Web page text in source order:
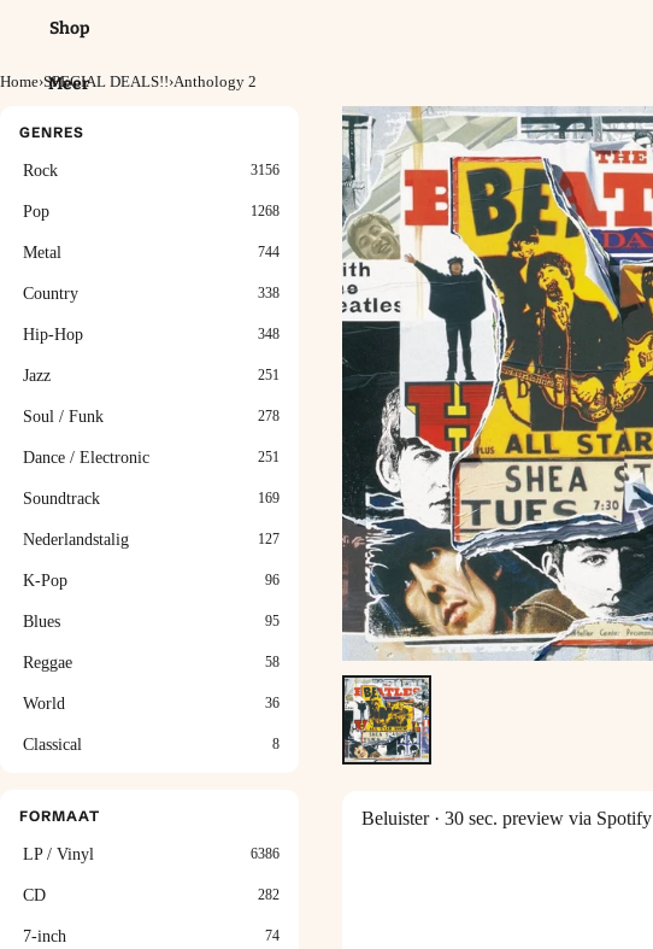
Shop
Meer
Home›SPECIAL DEALS!!›Anthology 2
GENRES
Rock 3156
Pop 1268
Metal 744
Country 338
Hip-Hop 348
Jazz 251
Soul / Funk 278
Dance / Electronic 251
Soundtrack 169
Nederlandstalig 127
K-Pop 96
Blues 95
Reggae 58
World 36
Classical 8
FORMAAT
LP / Vinyl 6386
CD 282
7-inch 74
Beluister · 30 sec. preview via Spotify